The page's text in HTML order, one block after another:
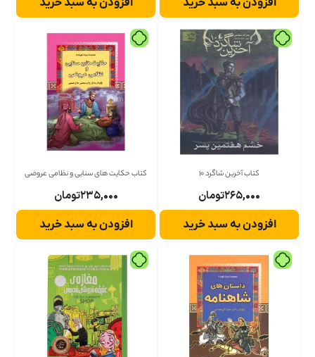
افزودن به سبد خرید افزودن به سبد خرید
کتاب آخرین شاگرد 10
۲۶۵,۰۰۰تومان
افزودن به سبد خرید
کتاب حکایت های سنایی و نظامی عروضی
۲۳۵,۰۰۰تومان
افزودن به سبد خرید